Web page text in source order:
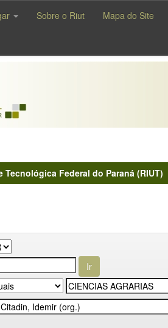
Sobre o Riut Mapa do Site
Federal do Paraná (RIUT)